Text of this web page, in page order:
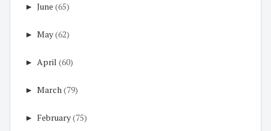
► June (65)
► May(62)
► April (60)
► March(79)
► February(75)